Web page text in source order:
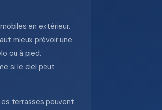
en extérieur.
mieux prévoir une
ou à pied.
si le ciel peut
terrasses peuvent